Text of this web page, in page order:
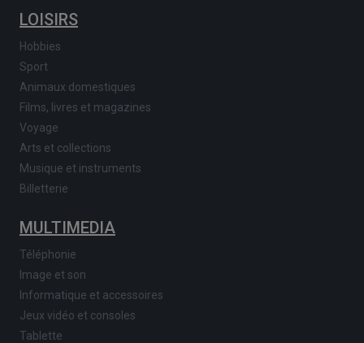
LOISIRS
Hobbies
Sport
Animaux domestiques
Films, livres et magazines
Voyage
Arts et collections
Musique et instruments
Billetterie
MULTIMEDIA
Téléphonie
Image et son
Informatique et accessoires
Jeux vidéo et consoles
Tablette